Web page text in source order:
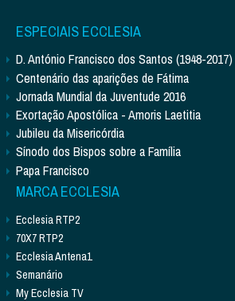
ESPECIAIS ECCLESIA
D. António Francisco dos Santos (1948-2017)
Centenário das aparições de Fátima
Jornada Mundial da Juventude 2016
Exortação Apostólica - Amoris Laetitia
Jubileu da Misericórdia
Sínodo dos Bispos sobre a Família
Papa Francisco
MARCA ECCLESIA
Ecclesia RTP2
70X7 RTP2
Ecclesia Antena1
Semanário
My Ecclesia TV